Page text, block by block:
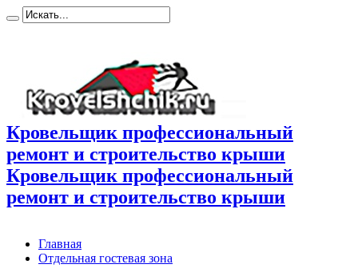
Кровельщик профессиональный
ремонт и строительство крыши
Кровельщик профессиональный
ремонт и строительство крыши
Главная
Отдельная гостевая зона